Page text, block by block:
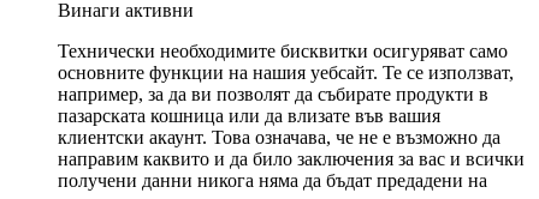
Винаги активни
Технически необходимите бисквитки осигуряват само
основните функции на нашия уебсайт. Те се използват,
например, за да ви позволят да събирате продукти в
пазарската кошница или да влизате във вашия
клиентски акаунт. Това означава, че не е възможно да
направим каквито и да било заключения за вас и всички
получени данни никога няма да бъдат предадени на